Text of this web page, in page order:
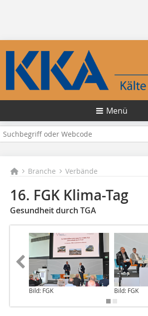
Menü
Branche Verbände
16. FGK Klima-Tag
Gesundheit durch TGA
Bild: FGK Bild: FGK